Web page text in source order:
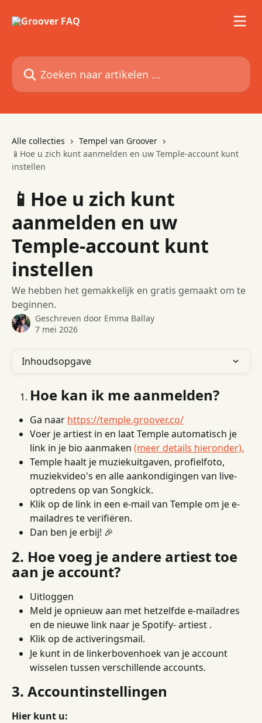
Zoeken naar artikelen ...
Alle collecties
Tempel van Groover
📱Hoe u zich kunt aanmelden en uw Temple-account kunt
instellen
📱Hoe u zich kunt
aanmelden en uw
Temple-account kunt
instellen
We hebben het gemakkelijk en gratis gemaakt om te
beginnen.
Geschreven door Emma Ballay
7 mei 2026
Inhoudsopgave
Hoe kan ik me aanmelden?
Ga naar https://temple.groover.co/
Voer je artiest in en laat Temple automatisch je
link in je bio aanmaken (meer details hieronder).
Temple haalt je muziekuitgaven, profielfoto,
muziekvideo's en alle aankondigingen van live-
optredens op van Songkick.
Klik op de link in een e-mail van Temple om je e-
mailadres te verifiëren.
Dan ben je erbij! 🎉
2. Hoe voeg je andere artiest toe
aan je account?
Uitloggen
Meld je opnieuw aan met hetzelfde e-mailadres
en de nieuwe link naar je Spotify- artiest .
Klik op de activeringsmail.
Je kunt in de linkerbovenhoek van je account
wisselen tussen verschillende accounts.
3. Accountinstellingen
Hier kunt u: